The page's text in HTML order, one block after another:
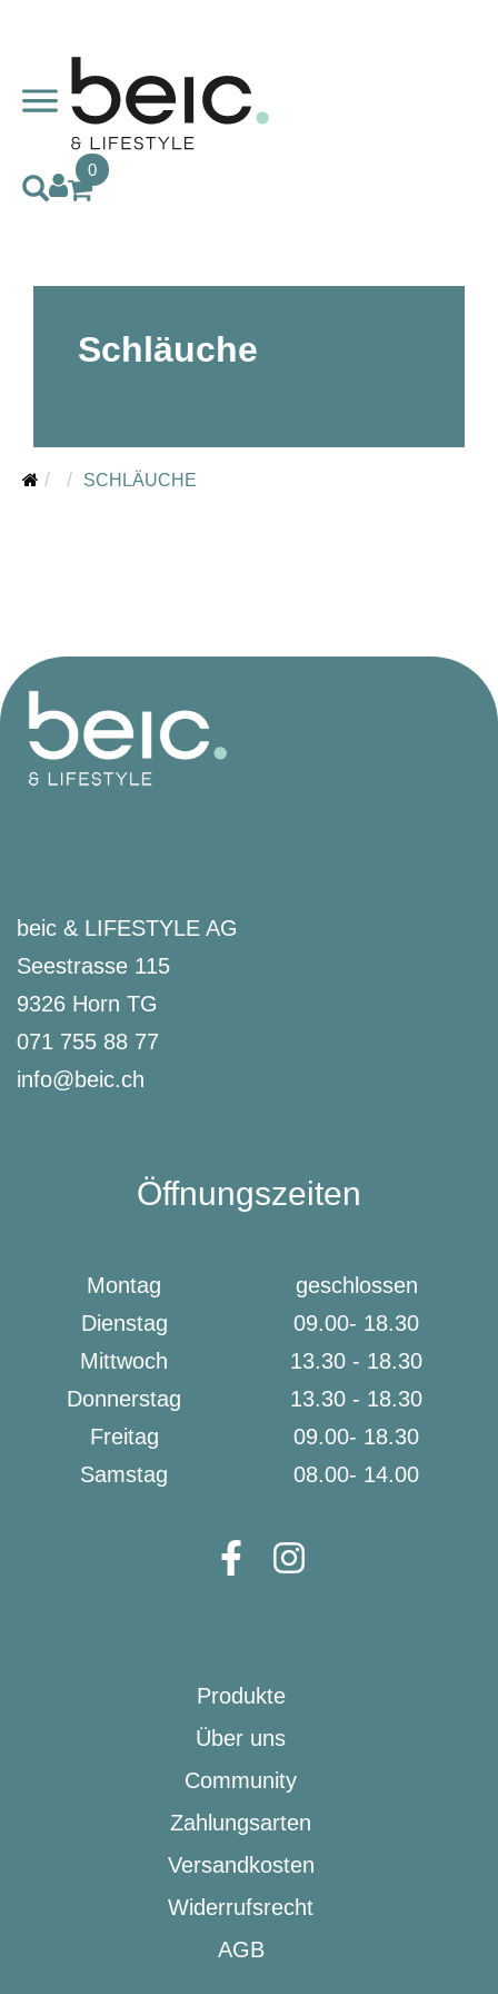
0
Schläuche
SCHLÄUCHE
beic & LIFESTYLE AG
Seestrasse 115
9326 Horn TG
071 755 88 77
info@beic.ch
Öffnungszeiten
Montag
geschlossen
Dienstag
09.00- 18.30
Mittwoch
13.30 - 18.30
Donnerstag
13.30 - 18.30
Freitag
09.00- 18.30
Samstag
08.00- 14.00
Produkte
Über uns
Community
Zahlungsarten
Versandkosten
Widerrufsrecht
AGB